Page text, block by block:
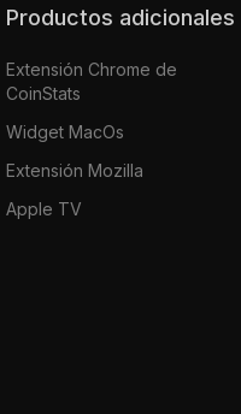
Productos adicionales
Extensión Chrome de
CoinStats
Widget MacOs
Extensión Mozilla
Apple TV